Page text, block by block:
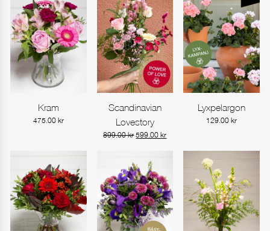
Gå till produkt
Kram
475.00 kr
Gå till produkt
Scandinavian
Lovestory
899.00krDet
var:
899.00 kr.
599.00krDet
599.00 kr.
Gå till produkt
Lyxpelargon
129.00kr
Annat datum
FORTSÄTT HANDLA GÅ TILL KASSAN